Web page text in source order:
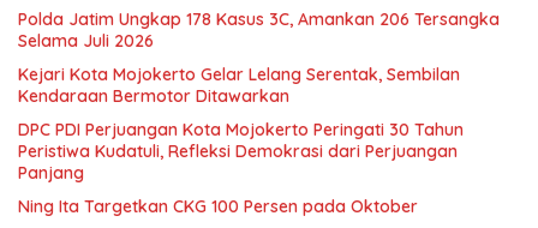
Polda Jatim Ungkap 178 Kasus 3C, Amankan 206 Tersangka
Selama Juli 2026
Kejari Kota Mojokerto Gelar Lelang Serentak, Sembilan
Kendaraan Bermotor Ditawarkan
DPC PDI Perjuangan Kota Mojokerto Peringati 30 Tahun
Peristiwa Kudatuli, Refleksi Demokrasi dari Perjuangan
Panjang
Ning Ita Targetkan CKG 100 Persen pada Oktober